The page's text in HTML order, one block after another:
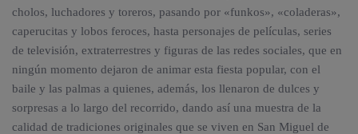
cholos, luchadores y toreros, pasando por «funkos», «coladeras»,
caperucitas y lobos feroces, hasta personajes de películas, series
de televisión, extraterrestres y figuras de las redes sociales, que en
ningún momento dejaron de animar esta fiesta popular, con el
baile y las palmas a quienes, además, los llenaron de dulces y
sorpresas a lo largo del recorrido, dando así una muestra de la
calidad de tradiciones originales que se viven en San Miguel de